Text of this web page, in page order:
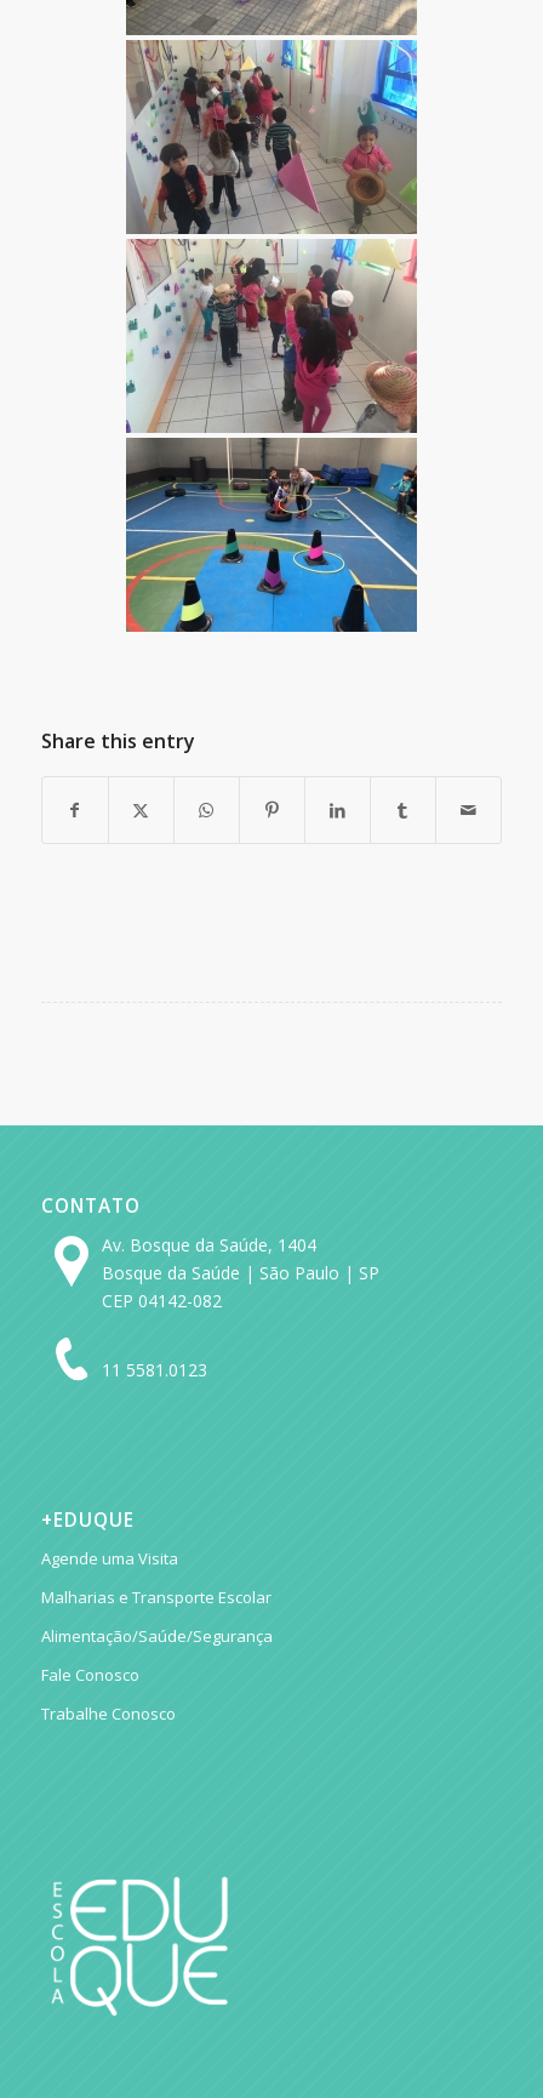
Share this entry
CONTATO
Av. Bosque da Saúde, 1404
Bosque da Saúde | São Paulo | SP
CEP 04142-082
11 5581.0123
+EDUQUE
Agende uma Visita
Malharias e Transporte Escolar
Alimentação/Saúde/Segurança
Fale Conosco
Trabalhe Conosco